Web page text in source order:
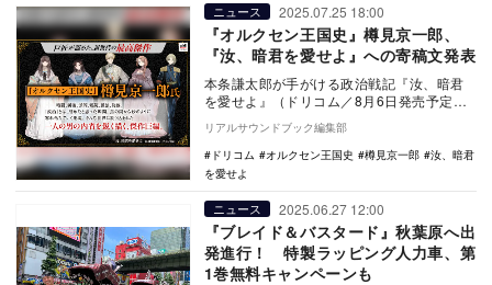
ニュース 2025.07.25 18:00
『オルクセン王国史』樽見京一郎、
『汝、暗君を愛せよ』への寄稿文発表
本条謙太郎が手がける政治戦記『汝、暗君
を愛せよ』（ドリコム／8月6日発売予定）
の発売を記念し『オルクセン王国史～野蛮
なオークの国…
リアルサウンドブック編集部
ドリコム
オルクセン王国史 樽見京一郎
汝、暗君
を愛せよ
ニュース 2025.06.27 12:00
『ブレイド＆バスタード』秋葉原へ出
発進行！ 特製ラッピング人力車、第
1巻無料キャンペーンも